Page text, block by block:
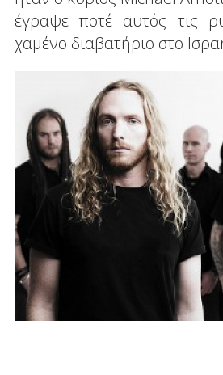
έγραψε ποτέ αυτός τις
χαμένο διαβατήριο στο